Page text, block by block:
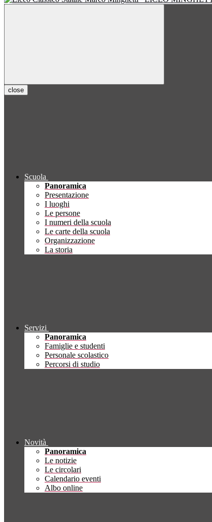
close
Scuola
Panoramica
Presentazione
I luoghi
Le persone
I numeri della scuola
Le carte della scuola
Organizzazione
La storia
Servizi
Panoramica
Famiglie e studenti
Personale scolastico
Percorsi di studio
Novità
Panoramica
Le notizie
Le circolari
Calendario eventi
Albo online